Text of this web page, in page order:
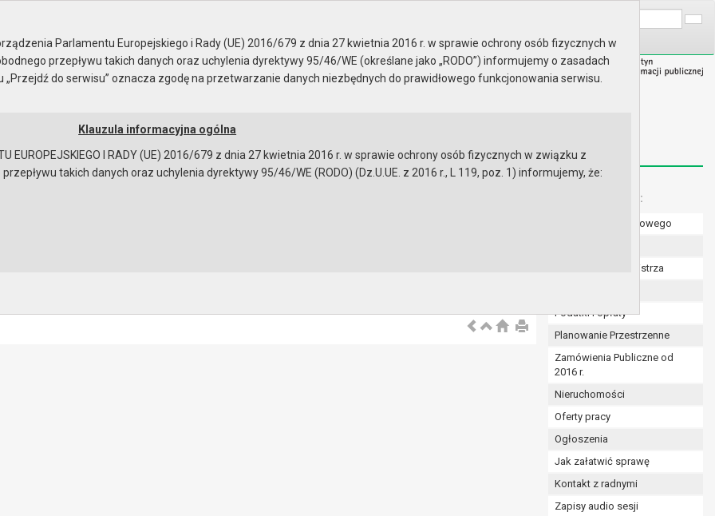
Instrukcja korzystania Dostępność
i zapytania Radnych Menu dodatkowe:
Numer konta bankowego
Zarządzenia Burmistrza
Podatki i opłaty
Planowanie Przestrzenne
Zamówienia Publiczne od
2016 r.
Nieruchomości
Oferty pracy
Ogłoszenia
Jak załatwić sprawę
Kontakt z radnymi
Zapisy audio sesji
Parlamentu Europejskiego i Rady (UE) 2016/679 z dnia 27 kwietnia 2016 r. w sprawie ochrony osób fizycznych w
przepływu takich danych oraz uchylenia dyrektywy 95/46/WE (określane jako „RODO”) informujemy o zasadach
do serwisu” oznacza zgodę na przetwarzanie danych niezbędnych do prawidłowego funkcjonowania serwisu.
Klauzula informacyjna ogólna
EUROPEJSKIEGO I RADY (UE) 2016/679 z dnia 27 kwietnia 2016 r. w sprawie ochrony osób fizycznych w związku z
takich danych oraz uchylenia dyrektywy 95/46/WE (RODO) (Dz.U.UE. z 2016 r., L 119, poz. 1) informujemy, że:
przepisami prawa w celu:
a w szczególności ustawy z dnia 8 marca 1990 r. o samorządzie gminnym (Dz.U. z 2017r., poz. 1875 ze zm.) oraz z
a także obowiązków i zadań zleconych przez instytucje nadrzędne wobec Gminy;
lub innej osoby fizycznej;
są wyłącznie na podstawie wcześniej udzielonej zgody w zakresie i celu określonym w treści zgody.
w pkt. 3, dane osobowe mogą być udostępniane innym upoważnionym odbiorcom lub kategoriom odbiorców danych